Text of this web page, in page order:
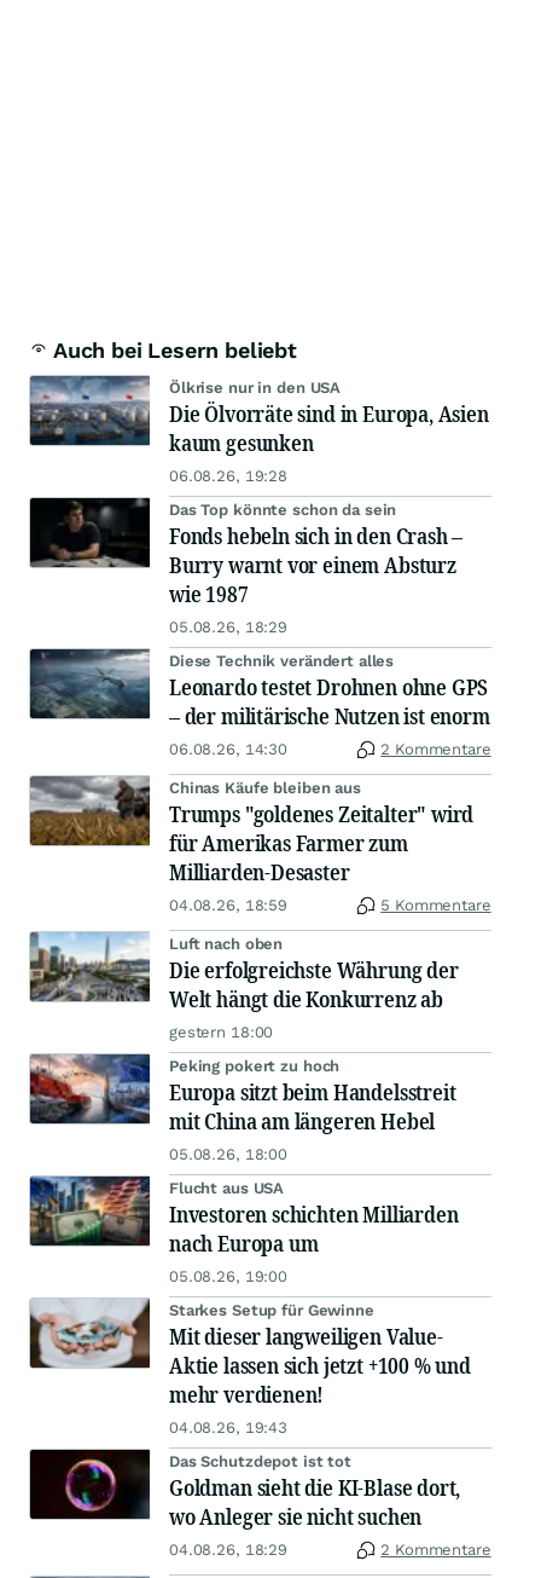
Auch bei Lesern beliebt
Ölkrise nur in den USA
Die Ölvorräte sind in Europa, Asien
kaum gesunken
06.08.26, 19:28
Das Top könnte schon da sein
Fonds hebeln sich in den Crash –
Burry warnt vor einem Absturz
wie 1987
05.08.26, 18:29
Diese Technik verändert alles
Leonardo testet Drohnen ohne GPS
– der militärische Nutzen ist enorm
06.08.26, 14:30 2 Kommentare
Chinas Käufe bleiben aus
Trumps "goldenes Zeitalter" wird
für Amerikas Farmer zum
Milliarden-Desaster
04.08.26, 18:59 5 Kommentare
Luft nach oben
Die erfolgreichste Währung der
Welt hängt die Konkurrenz ab
gestern 18:00
Peking pokert zu hoch
Europa sitzt beim Handelsstreit
mit China am längeren Hebel
05.08.26, 18:00
Flucht aus USA
Investoren schichten Milliarden
nach Europa um
05.08.26, 19:00
Starkes Setup für Gewinne
Mit dieser langweiligen Value-
Aktie lassen sich jetzt +100 % und
mehr verdienen!
04.08.26, 19:43
Das Schutzdepot ist tot
Goldman sieht die KI-Blase dort,
wo Anleger sie nicht suchen
04.08.26, 18:29 2 Kommentare